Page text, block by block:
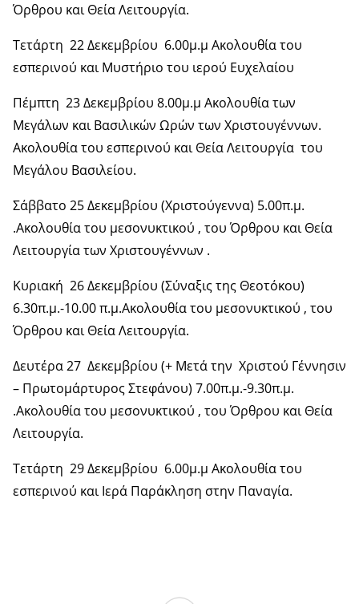
Όρθρου και Θεία Λειτουργία.
Τετάρτη 22 Δεκεμβρίου 6.00μ.μ Ακολουθία του
εσπερινού και Μυστήριο του ιερού Ευχελαίου
Πέμπτη 23 Δεκεμβρίου 8.00μ.μ Ακολουθία των
Μεγάλων και Βασιλικών Ωρών των Χριστουγέννων.
Ακολουθία του εσπερινού και Θεία Λειτουργία του
Μεγάλου Βασιλείου.
Σάββατο 25 Δεκεμβρίου (Χριστούγεννα) 5.00π.μ.
.Ακολουθία του μεσονυκτικού , του Όρθρου και Θεία
Λειτουργία των Χριστουγέννων .
Κυριακή 26 Δεκεμβρίου (Σύναξις της Θεοτόκου)
6.30π.μ.-10.00 π.μ.Ακολουθία του μεσονυκτικού , του
Όρθρου και Θεία Λειτουργία.
Δευτέρα 27 Δεκεμβρίου (+ Μετά την Χριστού Γέννησιν
– Πρωτομάρτυρος Στεφάνου) 7.00π.μ.-9.30π.μ.
.Ακολουθία του μεσονυκτικού , του Όρθρου και Θεία
Λειτουργία.
Τετάρτη 29 Δεκεμβρίου 6.00μ.μ Ακολουθία του
εσπερινού και Ιερά Παράκληση στην Παναγία.